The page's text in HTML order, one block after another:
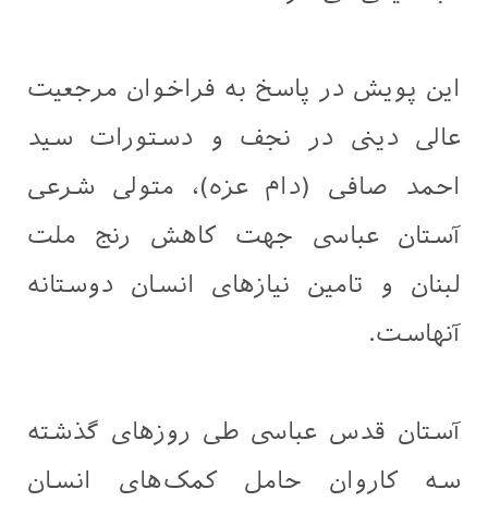
این پویش در پاسخ به فراخوان مرجعیت
عالی دینی در نجف و دستورات سید
احمد صافی (دام عزه)، متولی شرعی
آستان عباسی جهت کاهش رنج ملت
لبنان و تامین نیازهای انسان دوستانه
آنهاست.
آستان قدس عباسی طی روزهای گذشته
سه کاروان حامل کمک‌های انسان